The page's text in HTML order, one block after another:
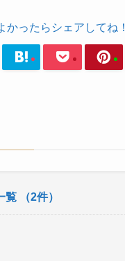
かったらシェアしてね！
覧 （2件）